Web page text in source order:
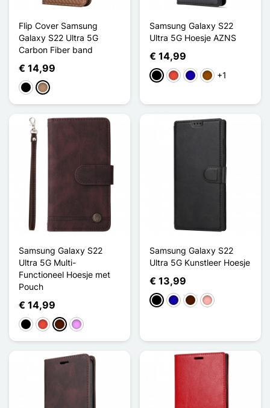
Flip Cover Samsung
Galaxy S22 Ultra 5G
Carbon Fiber band
€ 14,99
ZwartMol
Samsung Galaxy S22
Ultra 5G Hoesje AZNS
€ 14,99
ZwartRoodDonkerblauw
Bruin+1
Samsung Galaxy S22
Ultra 5G Multi-
Functioneel Hoesje met
Pouch
€ 14,99
ZwartRoodDonkerbruin
Licht Violet
Samsung Galaxy S22
Ultra 5G Kunstleer Hoesje
€ 13,99
ZwartDonkerblauw
Donkerbruin
Rose Goud